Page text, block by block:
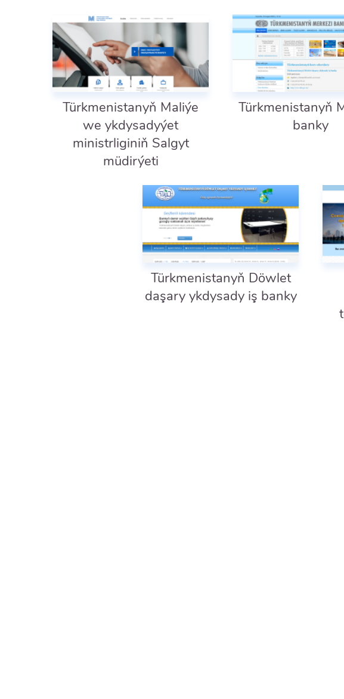
Türkmenistanyň Maliýe
we ykdysadyýet
ministrliginiň Salgyt
müdirýeti
Türkmenistanyň
banky
Türkmenistanyň Döwlet
daşary ykdysady iş banky